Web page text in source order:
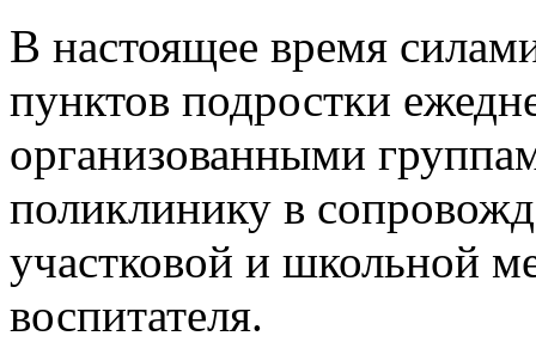
В настоящее время
пунктов подростки
организованными
поликлинику в
участковой и школьной
воспитателя.